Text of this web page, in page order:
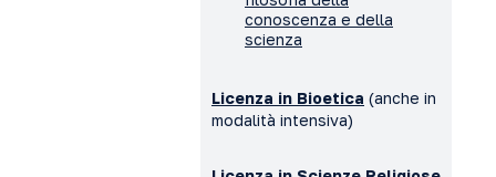
conoscenza e della
scienza
Licenza in Bioetica (anche in
modalità intensiva)